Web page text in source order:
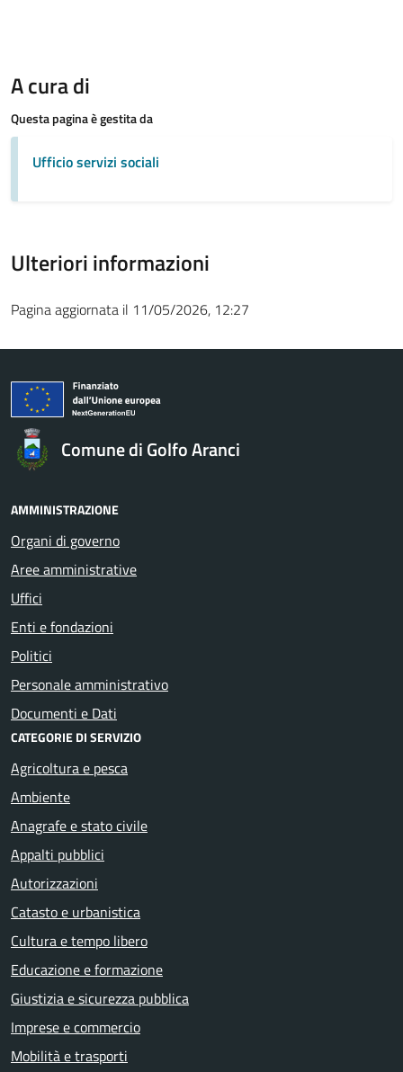
A cura di
Questa pagina è gestita da
Ufficio servizi sociali
Ulteriori informazioni
Pagina aggiornata il 11/05/2026, 12:27
Comune di Golfo Aranci
AMMINISTRAZIONE
Organi di governo
Aree amministrative
Uffici
Enti e fondazioni
Politici
Personale amministrativo
Documenti e Dati
CATEGORIE DI SERVIZIO
Agricoltura e pesca
Ambiente
Anagrafe e stato civile
Appalti pubblici
Autorizzazioni
Catasto e urbanistica
Cultura e tempo libero
Educazione e formazione
Giustizia e sicurezza pubblica
Imprese e commercio
Mobilità e trasporti